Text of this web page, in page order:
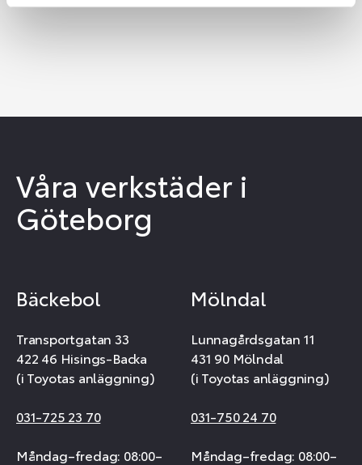
Våra verkstäder i
Göteborg
Bäckebol
Transportgatan 33
422 46 Hisings-Backa
(i Toyotas anläggning)
031-725 23 70
Måndag–fredag: 08:00–
Mölndal
Lunnagårdsgatan 11
431 90 Mölndal
(i Toyotas anläggning)
031-750 24 70
Måndag–fredag: 08:00–